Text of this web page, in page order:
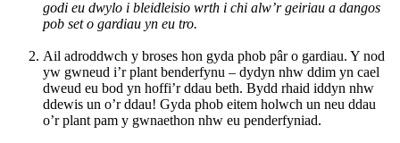
godi eu dwylo i bleidleisio wrth i chi alw’r geiriau a dangos
pob set o gardiau yn eu tro.
Ail adroddwch y broses hon gyda phob pâr o gardiau. Y nod
yw gwneud i’r plant benderfynu – dydyn nhw ddim yn cael
dweud eu bod yn hoffi’r ddau beth. Bydd rhaid iddyn nhw
ddewis un o’r ddau! Gyda phob eitem holwch un neu ddau
o’r plant pam y gwnaethon nhw eu penderfyniad.